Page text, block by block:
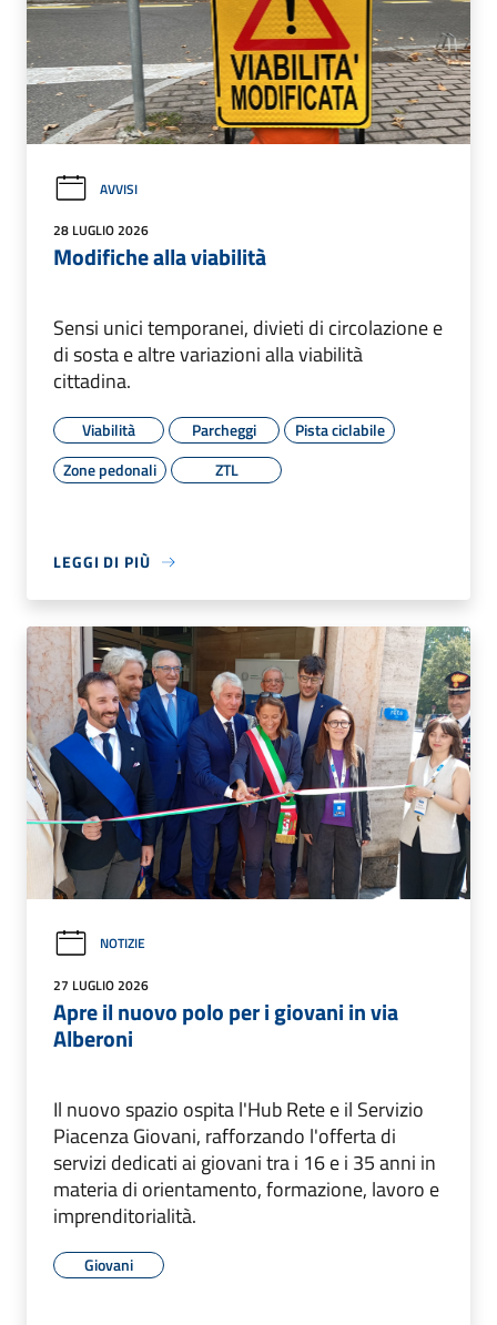
AVVISI
28 LUGLIO 2026
Modifiche alla viabilità
Sensi unici temporanei, divieti di circolazione e
di sosta e altre variazioni alla viabilità
cittadina.
Viabilità Parcheggi
Pista ciclabile
Zone pedonali
ZTL
LEGGI DI PIÙ
NOTIZIE
27 LUGLIO 2026
Apre il nuovo polo per i giovani in via
Alberoni
Il nuovo spazio ospita l'Hub Rete e il Servizio
Piacenza Giovani, rafforzando l'offerta di
servizi dedicati ai giovani tra i 16 e i 35 anni in
materia di orientamento, formazione, lavoro e
imprenditorialità.
Giovani